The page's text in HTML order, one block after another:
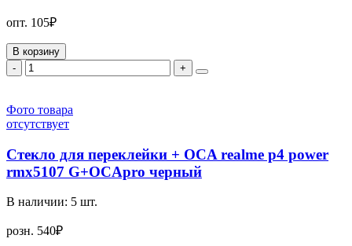
опт. 105₽
В корзину
-
+
Фото товара
отсутствует
Стекло для переклейки + OCA realme p4 power
rmx5107 G+OCApro черный
В наличии: 5 шт.
розн. 540₽